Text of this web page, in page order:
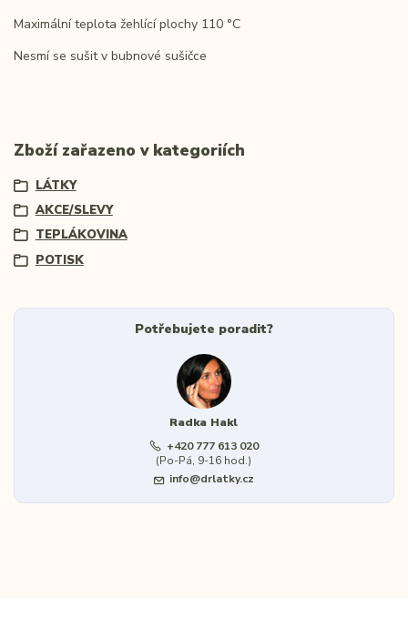
Maximální teplota žehlící plochy 110 °C
Nesmí se sušit v bubnové sušičce
Zboží zařazeno v kategoriích
LÁTKY
AKCE/SLEVY
TEPLÁKOVINA
POTISK
Potřebujete poradit?
Radka Hakl
+420 777 613 020
(Po-Pá, 9-16 hod.)
info@drlatky.cz